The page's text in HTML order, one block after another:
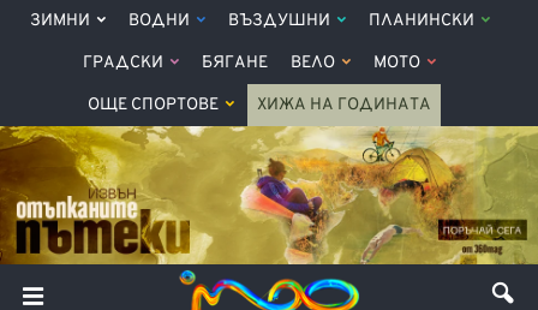
ЗИМНИ ВОДНИ ВЪЗДУШНИ ПЛАНИНСКИ
ГРАДСКИ БЯГАНЕ ВЕЛО МОТО
ОЩЕ СПОРТОВЕ ХИЖА НА ГОДИНАТА